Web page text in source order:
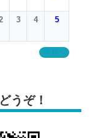
3 4 5
うぞ！